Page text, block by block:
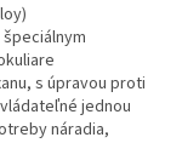
s úpravou proti
jednou
náradia,